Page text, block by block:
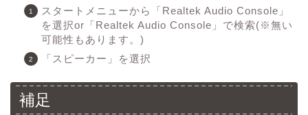
スタートメニューから「Realtek Audio Console」
を選択or「Realtek Audio Console」で検索(※無い
可能性もあります。)
「スピーカー」を選択
補足